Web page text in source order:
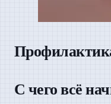
С чего всё